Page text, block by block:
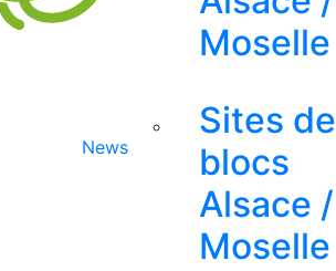
News
Moselle
Sites de
blocs
Alsace /
Moselle